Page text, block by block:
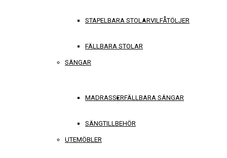
STAPELBARA STOLARVILFÅTÖLJER
FÄLLBARA STOLAR
SÄNGAR
MADRASSERFÄLLBARA SÄNGAR
SÄNGTILLBEHÖR
UTEMÖBLER